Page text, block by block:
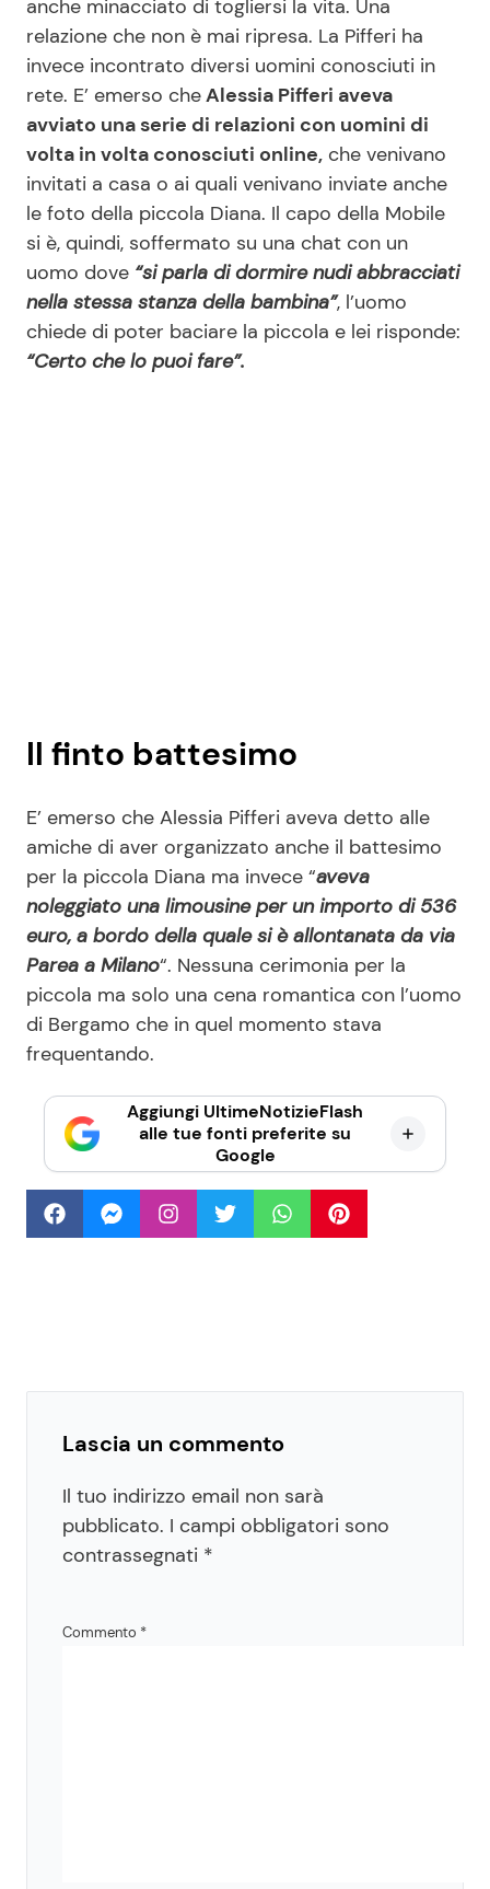
anche minacciato di togliersi la vita. Una
relazione che non è mai ripresa. La Pifferi ha
invece incontrato diversi uomini conosciuti in
rete. E’ emerso cheAlessia Pifferi aveva
avviato una serie di relazioni con uomini di
volta in volta conosciuti online, che venivano
invitati a casa o ai quali venivano inviate anche
le foto della piccola Diana. Il capo della Mobile
si è, quindi, soffermato su una chat con un
uomo dove “si parla di dormire nudi abbracciati
nella stessa stanza della bambina”, l’uomo
chiede di poter baciare la piccola e lei risponde:
“Certo che lo puoi fare”.
Il finto battesimo
E’ emerso che Alessia Pifferi aveva detto alle
amiche di aver organizzato anche il battesimo
per la piccola Diana ma invece “aveva
noleggiato una limousine per un importo di 536
euro, a bordo della quale si è allontanata da via
Parea a Milano“. Nessuna cerimonia per la
piccola ma solo una cena romantica con l’uomo
di Bergamo che in quel momento stava
frequentando.
Aggiungi UltimeNotizieFlash
alle tue fonti preferite su
Google
Lascia un commento
Il tuo indirizzo email non sarà
pubblicato. I campi obbligatori sono
contrassegnati *
Commento *